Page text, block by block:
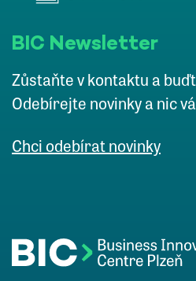
BIC Newsletter
Zůstaňte v kontaktu a
Odebírejte novinky a nic
Chci odebírat novinky